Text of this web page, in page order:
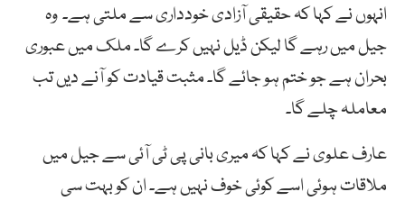
انہوں نے کہا کہ حقیقی آزادی خودداری سے ملتی ہے۔ وہ
جیل میں رہے گا لیکن ڈیل نہیں کرے گا۔ ملک میں عبوری
بحران ہے جو ختم ہو جائے گا۔ مثبت قیادت کو آنے دیں تب
معاملہ چلے گا۔
عارف علوی نے کہا کہ میری بانی پی ٹی آئی سے جیل میں
ملاقات ہوئی اسے کوئی خوف نہیں ہے۔ ان کو بہت سی